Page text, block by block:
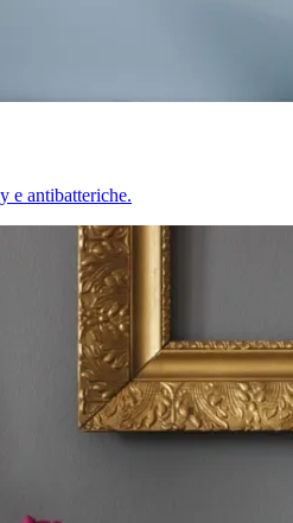
e antibatteriche.